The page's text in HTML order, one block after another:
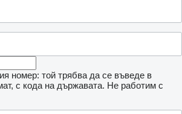
номер: той трябва да се въведе в
с кода на държавата. Не работим с